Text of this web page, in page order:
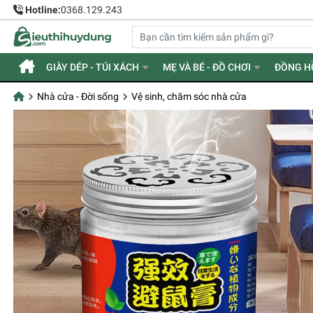
Hotline:0368.129.243
GIÀY DÉP - TÚI XÁCH MẸ VÀ BÉ - ĐỒ CHƠI ĐỒNG
Nhà cửa - Đời sống Vệ sinh, chăm sóc nhà cửa